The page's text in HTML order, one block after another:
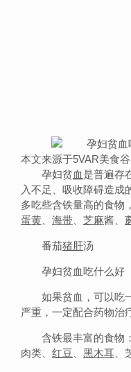
本文来源于5VAR美食谷
孕妇贫血 是普遍存
入不足、吸收障碍造成
多吃些含铁量高的食物
蛋黄
海带 芝麻酱、
番茄猪肝汤
孕妇贫血吃什么好
如果贫血，可以吃一
严重，一定配合药物治
含铁最丰富的食物：
肉类、 红豆 黑木耳